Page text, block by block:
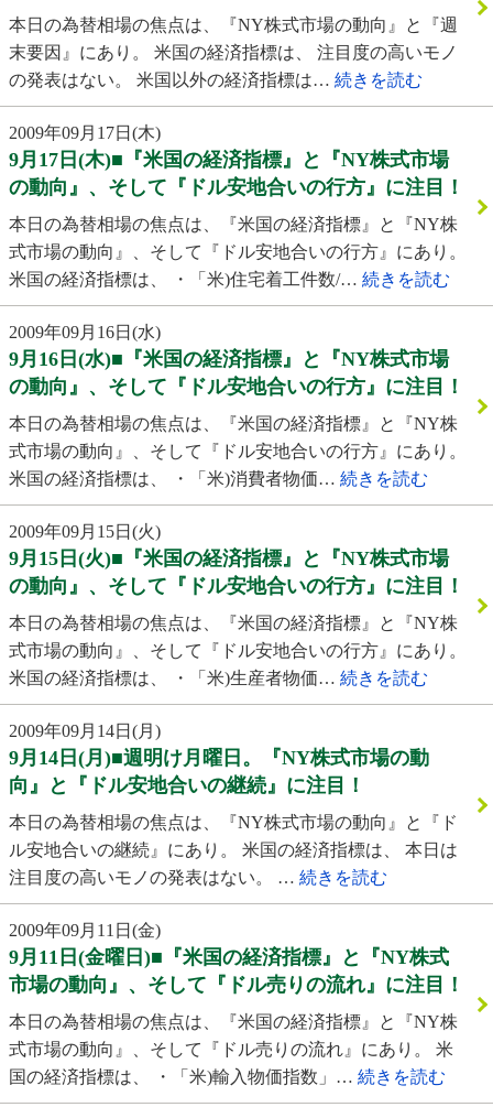
本日の為替相場の焦点は、『NY株式市場の動向』と『週
末要因』にあり。 米国の経済指標は、 注目度の高いモノ
の発表はない。 米国以外の経済指標は… 続きを読む
2009年09月17日(木)
9月17日(木)■『米国の経済指標』と『NY株式市場
の動向』、そして『ドル安地合いの行方』に注目！
本日の為替相場の焦点は、『米国の経済指標』と『NY株
式市場の動向』、そして『ドル安地合いの行方』にあり。
米国の経済指標は、 ・「米)住宅着工件数/… 続きを読む
2009年09月16日(水)
9月16日(水)■『米国の経済指標』と『NY株式市場
の動向』、そして『ドル安地合いの行方』に注目！
本日の為替相場の焦点は、『米国の経済指標』と『NY株
式市場の動向』、そして『ドル安地合いの行方』にあり。
米国の経済指標は、 ・「米)消費者物価… 続きを読む
2009年09月15日(火)
9月15日(火)■『米国の経済指標』と『NY株式市場
の動向』、そして『ドル安地合いの行方』に注目！
本日の為替相場の焦点は、『米国の経済指標』と『NY株
式市場の動向』、そして『ドル安地合いの行方』にあり。
米国の経済指標は、 ・「米)生産者物価… 続きを読む
2009年09月14日(月)
9月14日(月)■週明け月曜日。『NY株式市場の動
向』と『ドル安地合いの継続』に注目！
本日の為替相場の焦点は、『NY株式市場の動向』と『ド
ル安地合いの継続』にあり。 米国の経済指標は、 本日は
注目度の高いモノの発表はない。 … 続きを読む
2009年09月11日(金)
9月11日(金曜日)■『米国の経済指標』と『NY株式
市場の動向』、そして『ドル売りの流れ』に注目！
本日の為替相場の焦点は、『米国の経済指標』と『NY株
式市場の動向』、そして『ドル売りの流れ』にあり。 米
国の経済指標は、 ・「米)輸入物価指数」… 続きを読む